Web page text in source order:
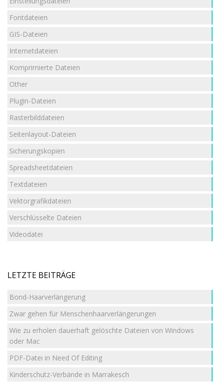
Fontdateien
GIS-Dateien
Internetdateien
Komprimierte Dateien
Other
Plugin-Dateien
Rasterbilddateien
Seitenlayout-Dateien
Sicherungskopien
Spreadsheetdateien
Textdateien
Vektorgrafikdateien
Verschlüsselte Dateien
Videodatei
LETZTE BEITRÄGE
Bond-Haarverlängerung
Zwar gehen für Menschenhaarverlängerungen
Wie zu erholen dauerhaft gelöschte Dateien von Windows
oder Mac
PDF-Datei in Need Of Editing
Kinderschutz-Verbände in Marrakesch